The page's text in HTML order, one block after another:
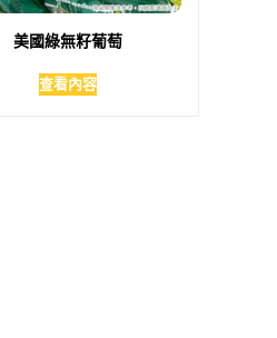
美國綠無籽葡萄
查看內容